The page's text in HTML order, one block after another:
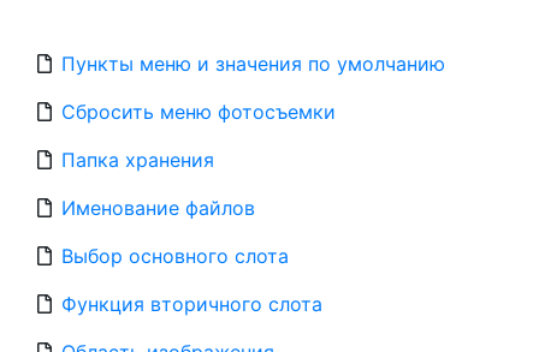
Пункты меню и значения по умолчанию
Сбросить меню фотосъемки
Папка хранения
Именование файлов
Выбор основного слота
Функция вторичного слота